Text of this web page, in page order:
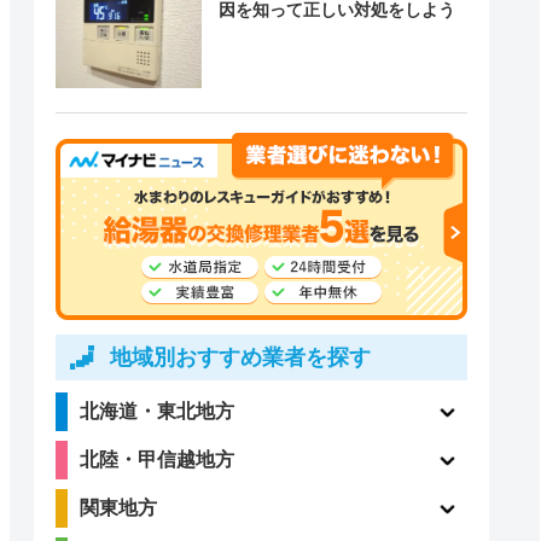
因を知って正しい対処をしよう
地域別おすすめ業者を探す
北海道・東北地方
北陸・甲信越地方
関東地方